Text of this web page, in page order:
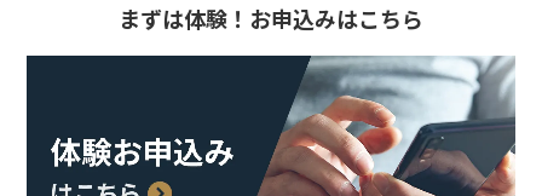
まずは体験！お申込みはこちら